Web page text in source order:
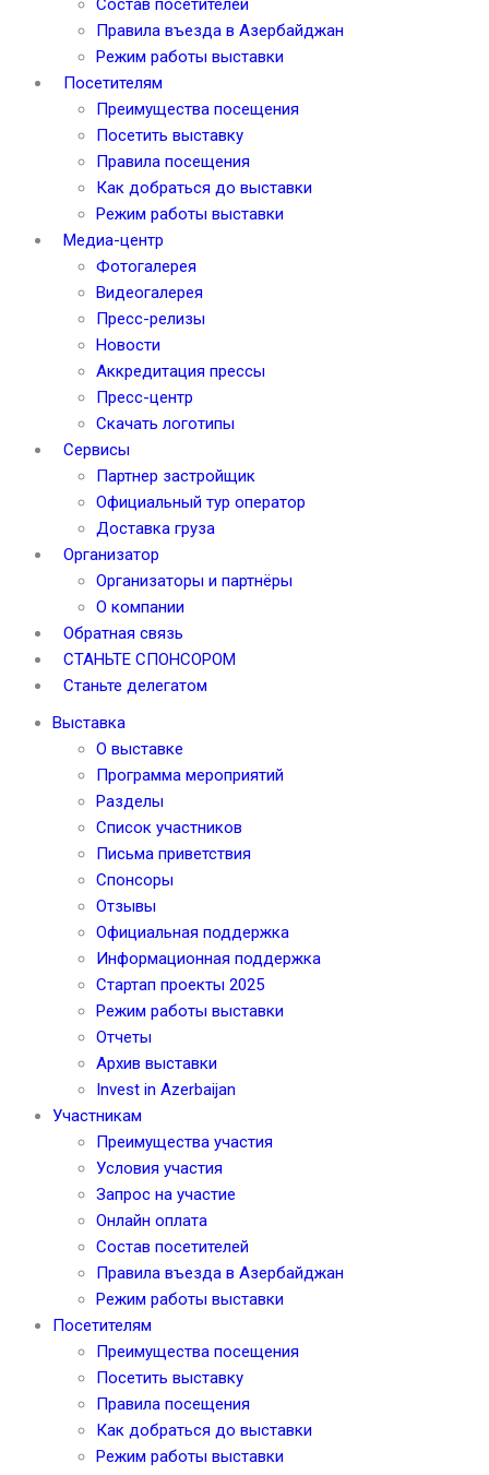
Правила въезда в Азербайджан
Режим работы выставки
Посетителям
Преимущества посещения
Посетить выставку
Правила посещения
Как добраться до выставки
Режим работы выставки
Медиа-центр
Фотогалерея
Видеогалерея
Пресс-релизы
Новости
Аккредитация прессы
Пресс-центр
Скачать логотипы
Сервисы
Партнер застройщик
Официальный тур оператор
Доставка груза
Организатор
Организаторы и партнёры
О компании
Обратная связь
СТАНЬТЕ СПОНСОРОМ
Станьте делегатом
Выставка
О выставке
Программа мероприятий
Разделы
Список участников
Письма приветствия
Спонсоры
Отзывы
Официальная поддержка
Информационная поддержка
Стартап проекты 2025
Режим работы выставки
Отчеты
Архив выставки
Invest in Azerbaijan
Участникам
Преимущества участия
Условия участия
Запрос на участие
Онлайн оплата
Состав посетителей
Правила въезда в Азербайджан
Режим работы выставки
Посетителям
Преимущества посещения
Посетить выставку
Правила посещения
Как добраться до выставки
Режим работы выставки